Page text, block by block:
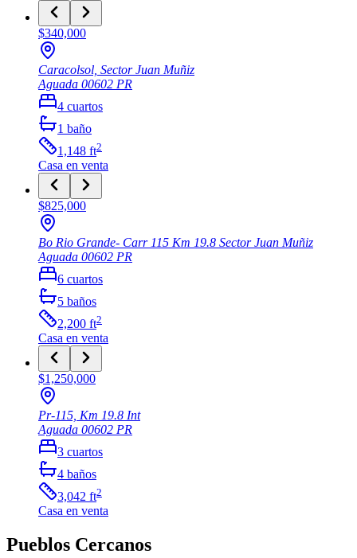
$340,000
Caracolsol, Sector Juan Muñiz
Aguada 00602 PR
4 cuartos
1 baño
1,148 ft2
Casa en venta
$825,000
Bo Rio Grande- Carr 115 Km 19.8 Sector Juan Muñiz
Aguada 00602 PR
6 cuartos
5 baños
2,200 ft2
Casa en venta
$1,250,000
Pr-115, Km 19.8 Int
Aguada 00602 PR
3 cuartos
4 baños
3,042 ft2
Casa en venta
Pueblos Cercanos